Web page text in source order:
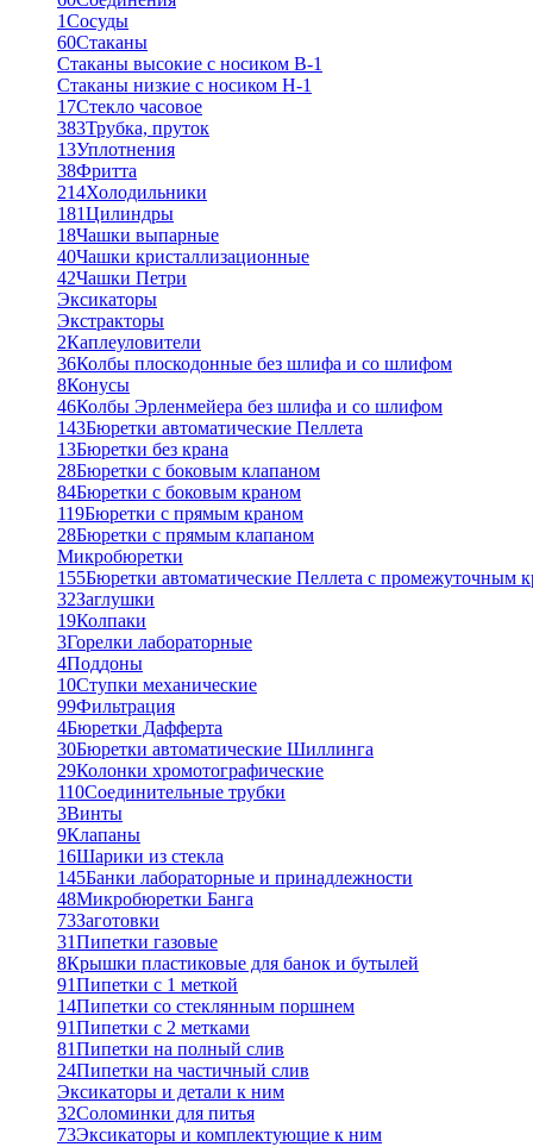
1Сосуды
60Стаканы
Стаканы высокие с носиком В-1
Стаканы низкие с носиком Н-1
17Стекло часовое
383Трубка, пруток
13Уплотнения
38Фритта
214Холодильники
181Цилиндры
18Чашки выпарные
40Чашки кристаллизационные
42Чашки Петри
Эксикаторы
Экстракторы
2Каплеуловители
36Колбы плоскодонные без шлифа и со шлифом
8Конусы
46Колбы Эрленмейера без шлифа и со шлифом
143Бюретки автоматические Пеллета
13Бюретки без крана
28Бюретки с боковым клапаном
84Бюретки с боковым краном
119Бюретки с прямым краном
28Бюретки с прямым клапаном
Микробюретки
155Бюретки автоматические Пеллета с промежуточным
32Заглушки
19Колпаки
3Горелки лабораторные
4Поддоны
10Ступки механические
99Фильтрация
4Бюретки Дафферта
30Бюретки автоматические Шиллинга
29Колонки хромотографические
110Соединительные трубки
3Винты
9Клапаны
16Шарики из стекла
145Банки лабораторные и принадлежности
48Микробюретки Банга
73Заготовки
31Пипетки газовые
8Крышки пластиковые для банок и бутылей
91Пипетки с 1 меткой
14Пипетки со стеклянным поршнем
91Пипетки с 2 метками
81Пипетки на полный слив
24Пипетки на частичный слив
Эксикаторы и детали к ним
32Соломинки для питья
73Эксикаторы и комплектующие к ним